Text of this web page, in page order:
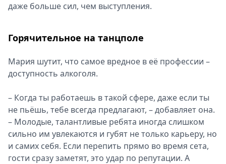
даже больше сил, чем выступления.
Горячительное на танцполе
Мария шутит, что самое вредное в её профессии –
доступность алкоголя.
– Когда ты работаешь в такой сфере, даже если ты
не пьёшь, тебе всегда предлагают, – добавляет она.
– Молодые, талантливые ребята иногда слишком
сильно им увлекаются и губят не только карьеру, но
и самих себя. Если перепить прямо во время сета,
гости сразу заметят, это удар по репутации. А